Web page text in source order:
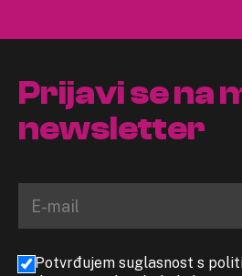
Prijavi se na
newsletter
Potvrđujem suglasnost s